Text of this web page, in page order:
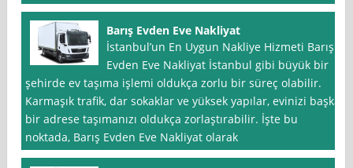
Barış Evden Eve Nakliyat
İstanbul’un En Uygun Nakliye Hizmeti Barış
Evden Eve Nakliyat İstanbul gibi büyük bir
şehirde ev taşıma işlemi oldukça zorlu bir süreç olabilir.
Karmaşık trafik, dar sokaklar ve yüksek yapılar, evinizi başka
bir adrese taşımanızı oldukça zorlaştırabilir. İşte bu
noktada, Barış Evden Eve Nakliyat olarak